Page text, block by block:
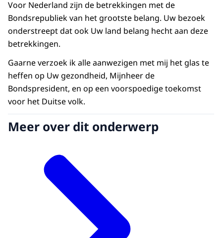
Voor Nederland zijn de betrekkingen met de
Bondsrepubliek van het grootste belang. Uw bezoek
onderstreept dat ook Uw land belang hecht aan deze
betrekkingen.
Gaarne verzoek ik alle aanwezigen met mij het glas te
heffen op Uw gezondheid, Mijnheer de
Bondspresident, en op een voorspoedige toekomst
voor het Duitse volk.
Meer over dit onderwerp